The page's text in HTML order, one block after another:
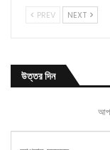
PREV NEXT
উত্তর দিন